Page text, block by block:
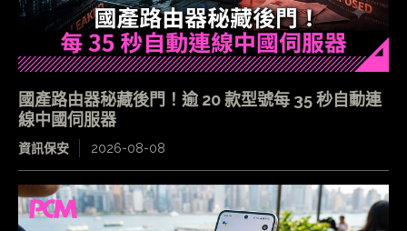
國產路由器秘藏後門！逾 20 款型號每 35 秒自動連
線中國伺服器
資訊保安 2026-08-08